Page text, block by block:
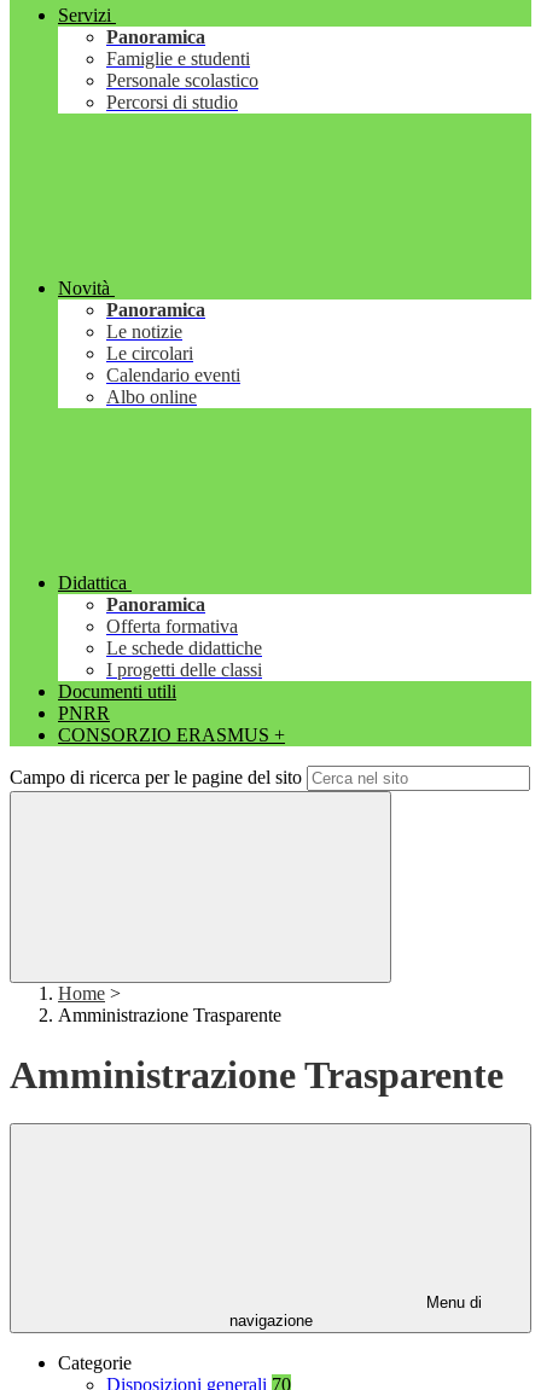
Servizi
Panoramica
Famiglie e studenti
Personale scolastico
Percorsi di studio
Novità
Panoramica
Le notizie
Le circolari
Calendario eventi
Albo online
Didattica
Panoramica
Offerta formativa
Le schede didattiche
I progetti delle classi
Documenti utili
PNRR
CONSORZIO ERASMUS +
Campo di ricerca per le pagine del sito
Home >
Amministrazione Trasparente
Amministrazione Trasparente
Menu di
navigazione
Categorie
Disposizioni generali 70